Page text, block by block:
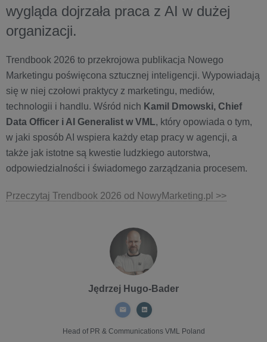
wygląda dojrzała praca z AI w dużej
organizacji.
Trendbook 2026 to przekrojowa publikacja Nowego
Marketingu poświęcona sztucznej inteligencji. Wypowiadają
się w niej czołowi praktycy z marketingu, mediów,
technologii i handlu. Wśród nich Kamil Dmowski, Chief
Data Officer i AI Generalist w VML, który opowiada o tym,
w jaki sposób AI wspiera każdy etap pracy w agencji, a
także jak istotne są kwestie ludzkiego autorstwa,
odpowiedzialności i świadomego zarządzania procesem.
Przeczytaj Trendbook 2026 od NowyMarketing.pl >>
Jędrzej Hugo-Bader
Head of PR & CommunicationsVML Poland